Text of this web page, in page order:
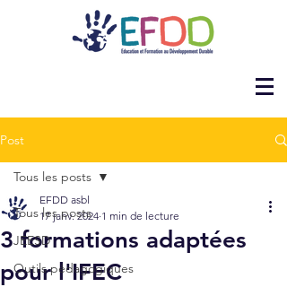
Post
Tous les posts
JEESD
Outils pédagogiques
Tous les posts
3 formations adaptées
pour l'IFEC
EFDD asbl
17 janv. 2024 1 min de lecture